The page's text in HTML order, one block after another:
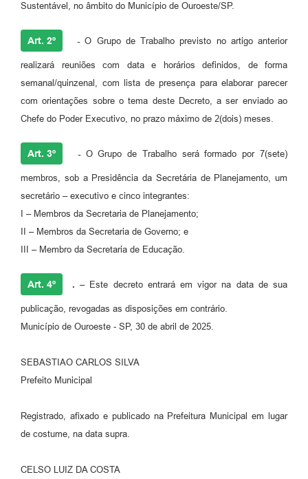
Sustentável, no âmbito do Município de Ouroeste/SP.
Art. 2º -O Grupo de Trabalho previsto no artigo anterior
realizará reuniões com data e horários definidos, de forma
semanal/quinzenal, com lista de presença para elaborar parecer
com orientações sobre o tema deste Decreto, a ser enviado ao
Chefe do Poder Executivo, no prazo máximo de 2(dois) meses.
Art. 3º -O Grupo de Trabalho será formado por 7(sete)
membros, sob a Presidência da Secretária de Planejamento, um
secretário – executivo e cinco integrantes:
I – Membros da Secretaria de Planejamento;
II – Membros da Secretaria de Governo; e
III – Membro da Secretaria de Educação.
Art. 4º . –Este decreto entrará em vigor na data de sua
publicação, revogadas as disposições em contrário.
Município de Ouroeste - SP, 30 de abril de 2025.
SEBASTIAO CARLOS SILVA
Prefeito Municipal
Registrado, afixado e publicado na Prefeitura Municipal em lugar
de costume, na data supra.
CELSO LUIZ DA COSTA